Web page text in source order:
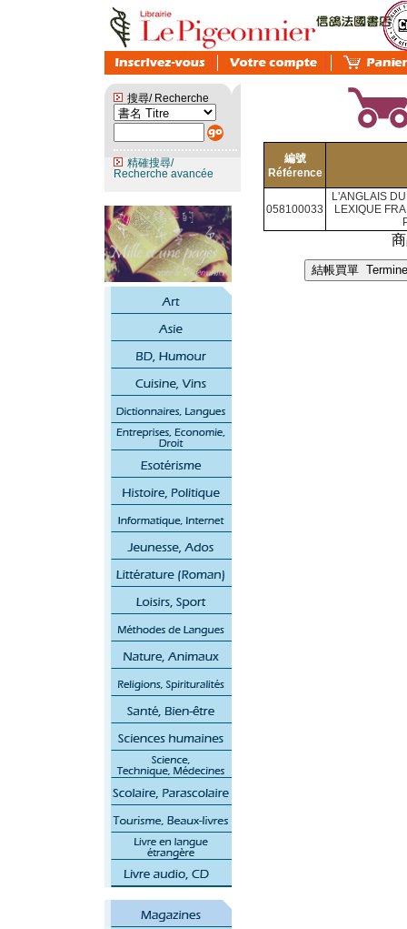
搜尋/ Recherche
精確搜尋/
Recherche avancée
編號
Référence
058100033
L'ANGLAIS
LEXIQUE